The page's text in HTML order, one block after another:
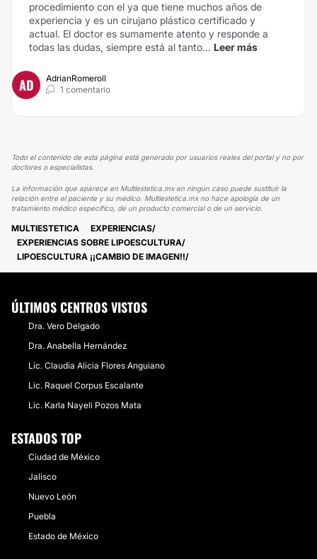
procedimiento con el ya que tiene muchos años de
experiencia y es un cirujano plástico certificado y
actual. El doctor es sumamente atento y responde a
todas las dudas, siempre está al tanto... Leer más
AD
AdrianRomeroll
1 comentario
Todo el contenido de esta página está generado por usuarios reales del portal y no por
doctores o especialistas.
La información que aparece en Multiestetica.mx en ningún caso puede sustituir la
relación entre el paciente y su médico. Multiestetica.mx no hace apología de un
tratamiento médico específico, de un producto comercial o de un servicio.
MULTIESTETICA
EXPERIENCIAS
EXPERIENCIAS SOBRE LIPOESCULTURA
LIPOESCULTURA ¡¡CAMBIO DE IMAGEN!!
ÚLTIMOS CENTROS VISTOS
Dra. Vero Delgado
Dra. Anabella Hernández
Lic. Claudia Alicia Flores Anguiano
​Lic. Raquel Corpus Escalante
​Lic. Karla Nayeli Pozos Mata
ESTADOS TOP
Ciudad de México
Jalisco
Nuevo León
Puebla
Estado de México